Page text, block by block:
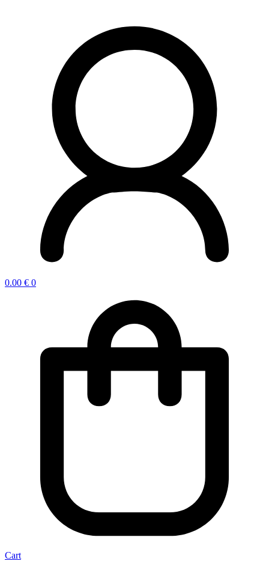
0.00 € 0
Cart